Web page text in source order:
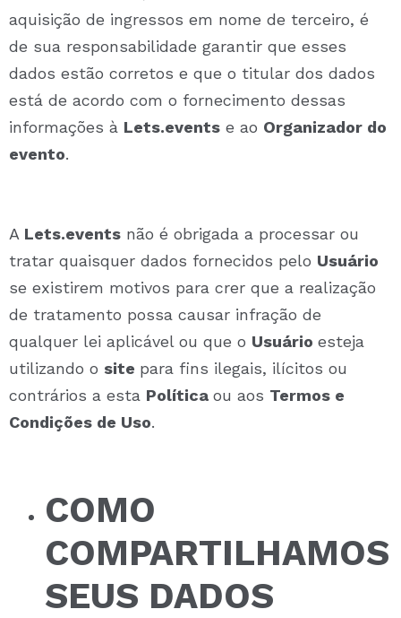
aquisição de ingressos em nome de terceiro, é
de sua responsabilidade garantir que esses
dados estão corretos e que o titular dos dados
está de acordo com o fornecimento dessas
informações à Lets.events e ao Organizador do
evento.
A Lets.events não é obrigada a processar ou
tratar quaisquer dados fornecidos pelo Usuário
se existirem motivos para crer que a realização
de tratamento possa causar infração de
qualquer lei aplicável ou que o Usuário esteja
utilizando o site para fins ilegais, ilícitos ou
contrários a esta Política ou aos Termos e
Condições de Uso.
COMO
COMPARTILHAMOS
SEUS DADOS